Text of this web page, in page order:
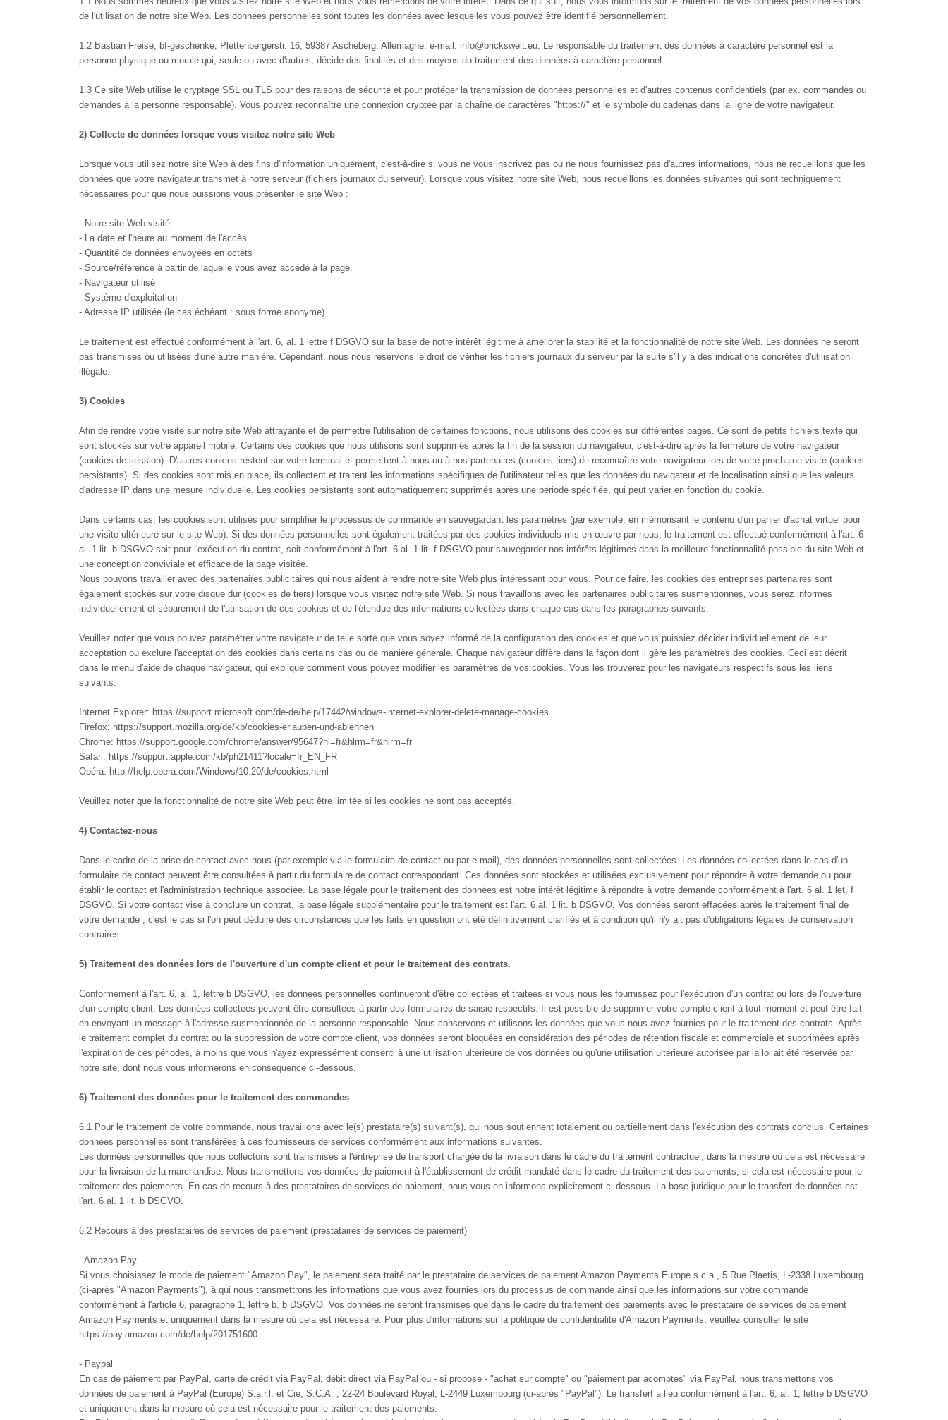
de l'utilisation de notre site Web. Les données personnelles sont toutes les données avec lesquelles vous pouvez être identifié personnellement.
1.2 Bastian Freise, bf-geschenke, Plettenbergerstr. 16, 59387 Ascheberg, Allemagne, e-mail: info@brickswelt.eu. Le responsable du traitement des données à caractère personnel est la
personne physique ou morale qui, seule ou avec d'autres, décide des finalités et des moyens du traitement des données à caractère personnel.
1.3 Ce site Web utilise le cryptage SSL ou TLS pour des raisons de sécurité et pour protéger la transmission de données personnelles et d'autres contenus confidentiels (par ex. commandes ou
demandes à la personne responsable). Vous pouvez reconnaître une connexion cryptée par la chaîne de caractères "https://" et le symbole du cadenas dans la ligne de votre navigateur.
2) Collecte de données lorsque vous visitez notre site Web
Lorsque vous utilisez notre site Web à des fins d'information uniquement, c'est-à-dire si vous ne vous inscrivez pas ou ne nous fournissez pas d'autres informations, nous ne recueillons que les
données que votre navigateur transmet à notre serveur (fichiers journaux du serveur). Lorsque vous visitez notre site Web, nous recueillons les données suivantes qui sont techniquement
nécessaires pour que nous puissions vous présenter le site Web :
- Notre site Web visité
- La date et l'heure au moment de l'accès
- Quantité de données envoyées en octets
- Source/référence à partir de laquelle vous avez accédé à la page.
- Navigateur utilisé
- Système d'exploitation
- Adresse IP utilisée (le cas échéant : sous forme anonyme)
Le traitement est effectué conformément à l'art. 6, al. 1 lettre f DSGVO sur la base de notre intérêt légitime à améliorer la stabilité et la fonctionnalité de notre site Web. Les données ne seront
pas transmises ou utilisées d'une autre manière. Cependant, nous nous réservons le droit de vérifier les fichiers journaux du serveur par la suite s'il y a des indications concrètes d'utilisation
illégale.
3) Cookies
Afin de rendre votre visite sur notre site Web attrayante et de permettre l'utilisation de certaines fonctions, nous utilisons des cookies sur différentes pages. Ce sont de petits fichiers texte qui
sont stockés sur votre appareil mobile. Certains des cookies que nous utilisons sont supprimés après la fin de la session du navigateur, c'est-à-dire après la fermeture de votre navigateur
(cookies de session). D'autres cookies restent sur votre terminal et permettent à nous ou à nos partenaires (cookies tiers) de reconnaître votre navigateur lors de votre prochaine visite (cookies
persistants). Si des cookies sont mis en place, ils collectent et traitent les informations spécifiques de l'utilisateur telles que les données du navigateur et de localisation ainsi que les valeurs
d'adresse IP dans une mesure individuelle. Les cookies persistants sont automatiquement supprimés après une période spécifiée, qui peut varier en fonction du cookie.
Dans certains cas, les cookies sont utilisés pour simplifier le processus de commande en sauvegardant les paramètres (par exemple, en mémorisant le contenu d'un panier d'achat virtuel pour
une visite ultérieure sur le site Web). Si des données personnelles sont également traitées par des cookies individuels mis en œuvre par nous, le traitement est effectué conformément à l'art. 6
al. 1 lit. b DSGVO soit pour l'exécution du contrat, soit conformément à l'art. 6 al. 1 lit. f DSGVO pour sauvegarder nos intérêts légitimes dans la meilleure fonctionnalité possible du site Web et
une conception conviviale et efficace de la page visitée.
Nous pouvons travailler avec des partenaires publicitaires qui nous aident à rendre notre site Web plus intéressant pour vous. Pour ce faire, les cookies des entreprises partenaires sont
également stockés sur votre disque dur (cookies de tiers) lorsque vous visitez notre site Web. Si nous travaillons avec les partenaires publicitaires susmentionnés, vous serez informés
individuellement et séparément de l'utilisation de ces cookies et de l'étendue des informations collectées dans chaque cas dans les paragraphes suivants.
Veuillez noter que vous pouvez paramétrer votre navigateur de telle sorte que vous soyez informé de la configuration des cookies et que vous puissiez décider individuellement de leur
acceptation ou exclure l'acceptation des cookies dans certains cas ou de manière générale. Chaque navigateur diffère dans la façon dont il gère les paramètres des cookies. Ceci est décrit
dans le menu d'aide de chaque navigateur, qui explique comment vous pouvez modifier les paramètres de vos cookies. Vous les trouverez pour les navigateurs respectifs sous les liens
suivants:
Internet Explorer: https://support.microsoft.com/de-de/help/17442/windows-internet-explorer-delete-manage-cookies
Firefox: https://support.mozilla.org/de/kb/cookies-erlauben-und-ablehnen
Chrome: https://support.google.com/chrome/answer/95647?hl=fr&hlrm=fr&hlrm=fr
Safari: https://support.apple.com/kb/ph21411?locale=fr_EN_FR
Opéra: http://help.opera.com/Windows/10.20/de/cookies.html
Veuillez noter que la fonctionnalité de notre site Web peut être limitée si les cookies ne sont pas acceptés.
4) Contactez-nous
Dans le cadre de la prise de contact avec nous (par exemple via le formulaire de contact ou par e-mail), des données personnelles sont collectées. Les données collectées dans le cas d'un
formulaire de contact peuvent être consultées à partir du formulaire de contact correspondant. Ces données sont stockées et utilisées exclusivement pour répondre à votre demande ou pour
établir le contact et l'administration technique associée. La base légale pour le traitement des données est notre intérêt légitime à répondre à votre demande conformément à l'art. 6 al. 1 let. f
DSGVO. Si votre contact vise à conclure un contrat, la base légale supplémentaire pour le traitement est l'art. 6 al. 1 lit. b DSGVO. Vos données seront effacées après le traitement final de
votre demande ; c'est le cas si l'on peut déduire des circonstances que les faits en question ont été définitivement clarifiés et à condition qu'il n'y ait pas d'obligations légales de conservation
contraires.
5) Traitement des données lors de l'ouverture d'un compte client et pour le traitement des contrats.
Conformément à l'art. 6, al. 1, lettre b DSGVO, les données personnelles continueront d'être collectées et traitées si vous nous les fournissez pour l'exécution d'un contrat ou lors de l'ouverture
d'un compte client. Les données collectées peuvent être consultées à partir des formulaires de saisie respectifs. Il est possible de supprimer votre compte client à tout moment et peut être fait
en envoyant un message à l'adresse susmentionnée de la personne responsable. Nous conservons et utilisons les données que vous nous avez fournies pour le traitement des contrats. Après
le traitement complet du contrat ou la suppression de votre compte client, vos données seront bloquées en considération des périodes de rétention fiscale et commerciale et supprimées après
l'expiration de ces périodes, à moins que vous n'ayez expressément consenti à une utilisation ultérieure de vos données ou qu'une utilisation ultérieure autorisée par la loi ait été réservée par
notre site, dont nous vous informerons en conséquence ci-dessous.
6) Traitement des données pour le traitement des commandes
6.1 Pour le traitement de votre commande, nous travaillons avec le(s) prestataire(s) suivant(s), qui nous soutiennent totalement ou partiellement dans l'exécution des contrats conclus. Certaines
données personnelles sont transférées à ces fournisseurs de services conformément aux informations suivantes.
Les données personnelles que nous collectons sont transmises à l'entreprise de transport chargée de la livraison dans le cadre du traitement contractuel, dans la mesure où cela est nécessaire
pour la livraison de la marchandise. Nous transmettons vos données de paiement à l'établissement de crédit mandaté dans le cadre du traitement des paiements, si cela est nécessaire pour le
traitement des paiements. En cas de recours à des prestataires de services de paiement, nous vous en informons explicitement ci-dessous. La base juridique pour le transfert de données est
l'art. 6 al. 1 lit. b DSGVO.
6.2 Recours à des prestataires de services de paiement (prestataires de services de paiement)
- Amazon Pay
Si vous choisissez le mode de paiement "Amazon Pay", le paiement sera traité par le prestataire de services de paiement Amazon Payments Europe s.c.a., 5 Rue Plaetis, L-2338 Luxembourg
(ci-après "Amazon Payments"), à qui nous transmettrons les informations que vous avez fournies lors du processus de commande ainsi que les informations sur votre commande
conformément à l'article 6, paragraphe 1, lettre b. b DSGVO. Vos données ne seront transmises que dans le cadre du traitement des paiements avec le prestataire de services de paiement
Amazon Payments et uniquement dans la mesure où cela est nécessaire. Pour plus d'informations sur la politique de confidentialité d'Amazon Payments, veuillez consulter le site
https://pay.amazon.com/de/help/201751600
- Paypal
En cas de paiement par PayPal, carte de crédit via PayPal, débit direct via PayPal ou - si proposé - "achat sur compte" ou "paiement par acomptes" via PayPal, nous transmettons vos
données de paiement à PayPal (Europe) S.a.r.l. et Cie, S.C.A. , 22-24 Boulevard Royal, L-2449 Luxembourg (ci-après "PayPal"). Le transfert a lieu conformément à l'art. 6, al. 1, lettre b DSGVO
et uniquement dans la mesure où cela est nécessaire pour le traitement des paiements.